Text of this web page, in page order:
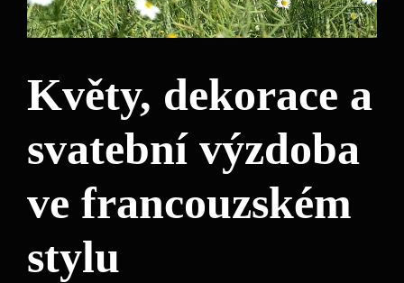
Květy, dekorace a
svatební výzdoba
ve francouzském
stylu